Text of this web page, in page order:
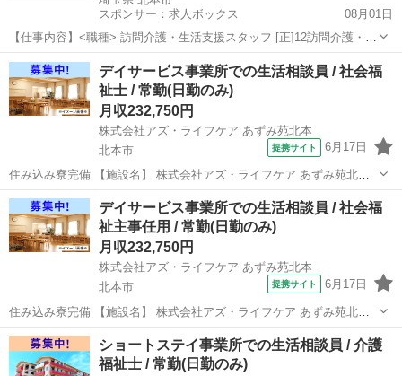
スポンサー：求人ボックス
08月01日
【仕事内容】<職種> 訪問介護・生活支援スタッフ [正]12訪問介護・看
護/ホームヘルパー、介護福祉士・社会福祉士、医療・介護・福祉その
他 <雇用形態> 正社員 <給与> [正]1月給30万円～、2月給25万円～ 交
通費:全額支給...
正社員
デイサービス事業所での生活相談員 / 社会福
祉士 / 常勤(日勤のみ)
月収232,750円
株式会社アズ・ライフケア あずみ苑北本
北本市
提携サイト 6月17日
住み込み寮完備 【施設名】 株式会社アズ・ライフケア あずみ苑北本
【勤務地】 埼玉県 北本市 【アクセス】 北本駅から徒歩21分 北本駅/
桶川駅/鴻巣駅 【雇用形態】常勤(日勤のみ) 【募集職種】生活相談員
【...
埼玉 北本市 介護士
デイサービス事業所での生活相談員 / 社会福
祉主事任用 / 常勤(日勤のみ)
月収232,750円
株式会社アズ・ライフケア あずみ苑北本
北本市
提携サイト 6月17日
住み込み寮完備 【施設名】 株式会社アズ・ライフケア あずみ苑北本
【勤務地】 埼玉県 北本市 【アクセス】 北本駅から徒歩21分 北本駅/
桶川駅/鴻巣駅 【雇用形態】常勤(日勤のみ) 【募集職種】生活相談員
【...
埼玉 北本市 介護士
ショートステイ事業所での生活相談員 / 介護
福祉士 / 常勤(日勤のみ)